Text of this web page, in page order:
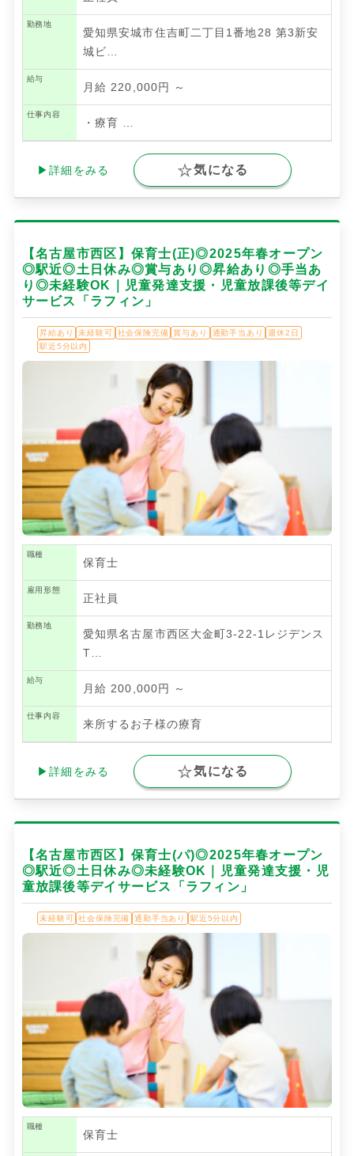
勤務地
愛知県安城市住吉町二丁目1番地28 第3新安
城ビ…
給与
月給 220,000円 ～
仕事内容
・療育
▶詳細をみる 気になる
【名古屋市西区】保育士(正)◎2025年春オープン
◎駅近◎土日休み◎賞与あり◎昇給あり◎手当あ
り◎未経験OK｜児童発達支援・児童放課後等デイ
サービス「ラフィン」
昇給あり 未経験可 社会保険完備 賞与あり 通勤手当あり
週休2日
駅近5分以内
職種
保育士
雇用形態
正社員
勤務地
愛知県名古屋市西区大金町3-22-1レジデンス
T…
給与
月給 200,000円 ～
仕事内容
来所するお子様の療育
▶詳細をみる 気になる
【名古屋市西区】保育士(パ)◎2025年春オープン
◎駅近◎土日休み◎未経験OK｜児童発達支援・児
童放課後等デイサービス「ラフィン」
未経験可 社会保険完備 通勤手当あり 駅近5分以内
職種
保育士